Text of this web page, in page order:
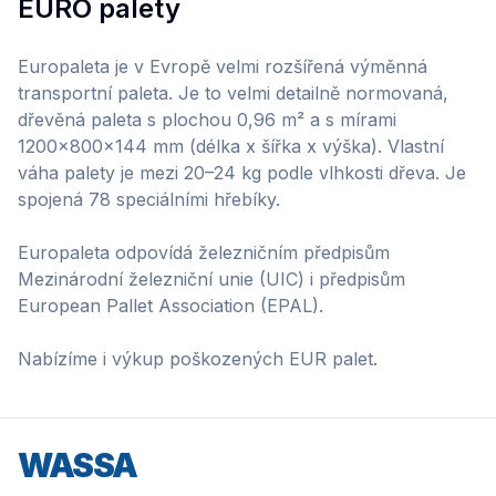
EURO palety
Europaleta je v Evropě velmi rozšířená výměnná
transportní paleta. Je to velmi detailně normovaná,
dřevěná paleta s plochou 0,96 m² a s mírami
1200x800x144 mm (délka x šířka x výška). Vlastní
váha palety je mezi 20–24 kg podle vlhkosti dřeva. Je
spojená 78 speciálními hřebíky.
Europaleta odpovídá železničním předpisům
Mezinárodní železniční unie (UIC) i předpisům
European Pallet Association (EPAL).
Nabízíme i výkup poškozených EUR palet.
WASSA